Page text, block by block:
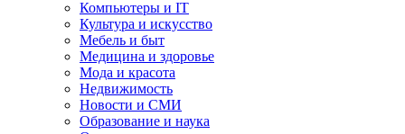
Компьютеры и IT
Культура и искусство
Мебель и быт
Медицина и здоровье
Мода и красота
Недвижимость
Новости и СМИ
Образование и наука